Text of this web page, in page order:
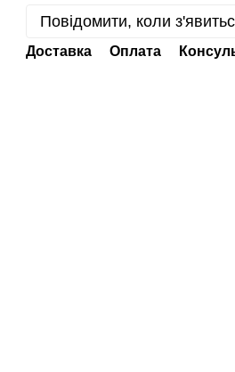
Повідомити, коли
Доставка Оплата